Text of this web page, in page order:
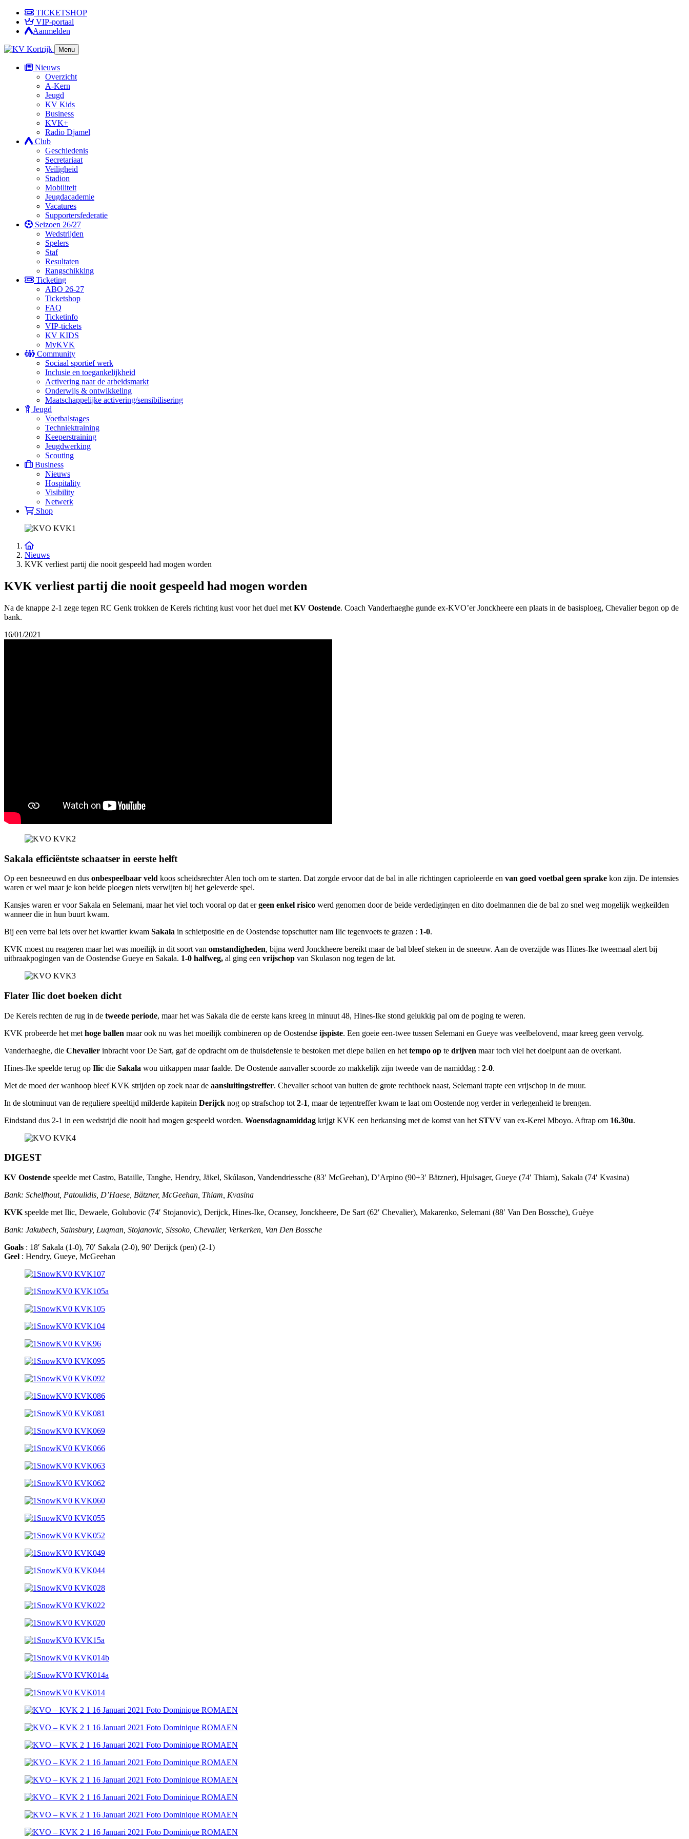
TICKETSHOP
VIP-portaal
Aanmelden
Menu
Nieuws
Overzicht
A-Kern
Jeugd
KV Kids
Business
KVK+
Radio Djamel
Club
Geschiedenis
Secretariaat
Veiligheid
Stadion
Mobiliteit
Jeugdacademie
Vacatures
Supportersfederatie
Seizoen 26/27
Wedstrijden
Spelers
Staf
Resultaten
Rangschikking
Ticketing
ABO 26-27
Ticketshop
FAQ
Ticketinfo
VIP-tickets
KV KIDS
MyKVK
Community
Sociaal sportief werk
Inclusie en toegankelijkheid
Activering naar de arbeidsmarkt
Onderwijs & ontwikkeling
Maatschappelijke activering/sensibilisering
Jeugd
Voetbalstages
Techniektraining
Keeperstraining
Jeugdwerking
Scouting
Business
Nieuws
Hospitality
Visibility
Netwerk
Shop
Nieuws
KVK verliest partij die nooit gespeeld had mogen worden
KVK verliest partij die nooit gespeeld had mogen worden
Na de knappe 2-1 zege tegen RC Genk trokken de Kerels richting kust voor het duel met KV Oostende. Coach Vanderhaeghe gunde ex-KVO’er Jonckheere een plaats in de basisploeg, Chevalier begon op de
bank.
16/01/2021
Sakala efficiëntste schaatser in eerste helft
Op een besneeuwd en dus onbespeelbaar veld koos scheidsrechter Alen toch om te starten. Dat zorgde ervoor dat de bal in alle richtingen caprioleerde en van goed voetbal geen sprake kon zijn. De intensies
waren er wel maar je kon beide ploegen niets verwijten bij het geleverde spel.
Kansjes waren er voor Sakala en Selemani, maar het viel toch vooral op dat ergeen enkel risico werd genomen door de beide verdedigingen en dito doelmannen die de bal zo snel weg mogelijk wegkeilden
wanneer die in hun buurt kwam.
Bij een verre bal iets over het kwartier kwam Sakala in schietpositie en de Oostendse topschutter nam Ilic tegenvoets te grazen : 1-0.
KVK moest nu reageren maar het was moeilijk in dit soort van omstandigheden, bijna werd Jonckheere bereikt maar de bal bleef steken in de sneeuw. Aan de overzijde was Hines-Ike tweemaal alert bij
uitbraakpogingen van de Oostendse Gueye en Sakala. 1-0 halfweg, al ging een vrijschop van Skulason nog tegen de lat.
Flater Ilic doet boeken dicht
De Kerels rechten de rug in de tweede periode, maar het was Sakala die de eerste kans kreeg in minuut 48, Hines-Ike stond gelukkig pal om de poging te weren.
KVK probeerde het met hoge ballen maar ook nu was het moeilijk combineren op de Oostendse ijspiste. Een goeie een-twee tussen Selemani en Gueye was veelbelovend, maar kreeg geen vervolg.
Vanderhaeghe, die Chevalier inbracht voor De Sart, gaf de opdracht om de thuisdefensie te bestoken met diepe ballen en het tempo op te drijven maar toch viel het doelpunt aan de overkant.
Hines-Ike speelde terug op Ilic die Sakala wou uitkappen maar faalde. De Oostende aanvaller scoorde zo makkelijk zijn tweede van de namiddag : 2-0.
Met de moed der wanhoop bleef KVK strijden op zoek naar de aansluitingstreffer. Chevalier schoot van buiten de grote rechthoek naast, Selemani trapte een vrijschop in de muur.
In de slotminuut van de reguliere speeltijd milderde kapitein Derijck nog op strafschop tot 2-1, maar de tegentreffer kwam te laat om Oostende nog verder in verlegenheid te brengen.
Eindstand dus 2-1 in een wedstrijd die nooit had mogen gespeeld worden. Woensdagnamiddag krijgt KVK een herkansing met de komst van het STVV van ex-Kerel Mboyo. Aftrap om 16.30u.
DIGEST
KV Oostende speelde met Castro, Bataille, Tanghe, Hendry, Jäkel, Skúlason, Vandendriessche (83′ McGeehan), D’Arpino (90+3′ Bätzner), Hjulsager, Gueye (74′ Thiam), Sakala (74′ Kvasina)
Bank: Schelfhout, Patoulidis, D’Haese, Bätzner, McGeehan, Thiam, Kvasina
KVK speelde met Ilic, Dewaele, Golubovic (74′ Stojanovic), Derijck, Hines-Ike, Ocansey, Jonckheere, De Sart (62′ Chevalier), Makarenko, Selemani (88′ Van Den Bossche), Guèye
Bank: Jakubech, Sainsbury, Luqman, Stojanovic, Sissoko, Chevalier, Verkerken, Van Den Bossche
Goals : 18′ Sakala (1-0), 70′ Sakala (2-0), 90′ Derijck (pen) (2-1)
Geel : Hendry, Gueye, McGeehan